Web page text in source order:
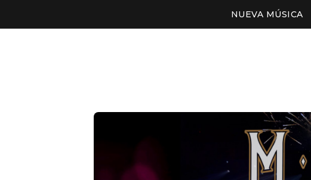
NUEVA MÚSICA